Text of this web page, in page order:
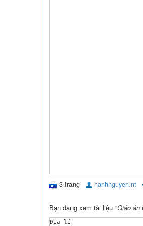
3 trang hanhnguyen.nt
Bạn đang xem tài liệu "Giáo
Địa lí